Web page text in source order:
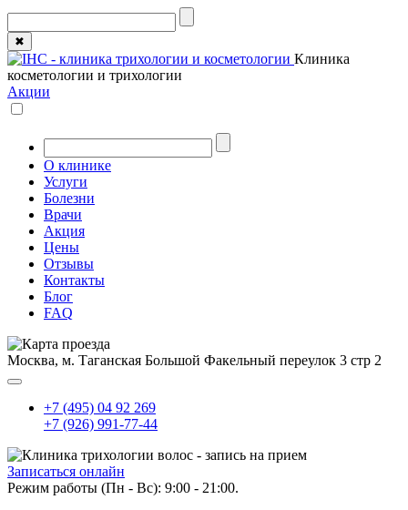
✖
Клиника
косметологии и трихологии
Акции
О клинике
Услуги
Болезни
Врачи
Акция
Цены
Отзывы
Контакты
Блог
FAQ
Москва, м. Таганская Большой Факельный переулок 3 стр 2
+7 (495) 04 92 269
+7 (926) 991-77-44
Записаться онлайн
Режим работы (Пн - Вс): 9:00 - 21:00.